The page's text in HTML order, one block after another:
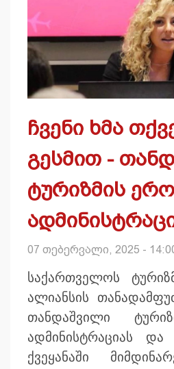
ჩვენი ხმა
გესმით -
ტურიზმის
07 თებერვალი, 2025 -
საქართველოს
ალიანსის
თანდაშვილი
ადმინისტრაციას და
ქვეყანაში